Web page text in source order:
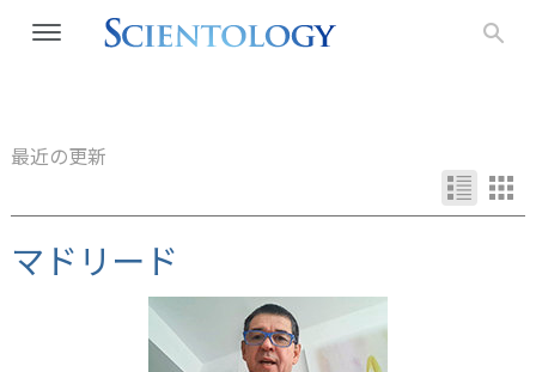
最近の更新
マドリード